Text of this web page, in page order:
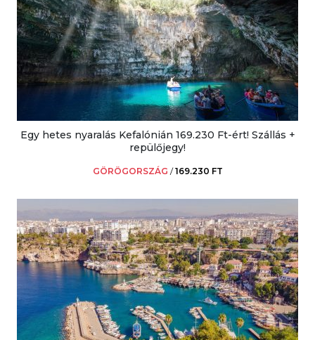
Egy hetes nyaralás Kefalónián 169.230 Ft-ért! Szállás +
repülőjegy!
GÖRÖGORSZÁG /169.230 FT